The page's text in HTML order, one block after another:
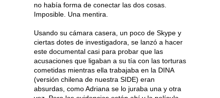
no había forma de conectar las dos cosas.
Imposible. Una mentira.
Usando su cámara casera, un poco de Skype y
ciertas dotes de investigadora, se lanzó a hacer
este documental casi para probar que las
acusaciones que ligaban a su tía con las torturas
cometidas mientras ella trabajaba en la DINA
(versión chilena de nuestra SIDE) eran
absurdas, como Adriana se lo juraba una y otra